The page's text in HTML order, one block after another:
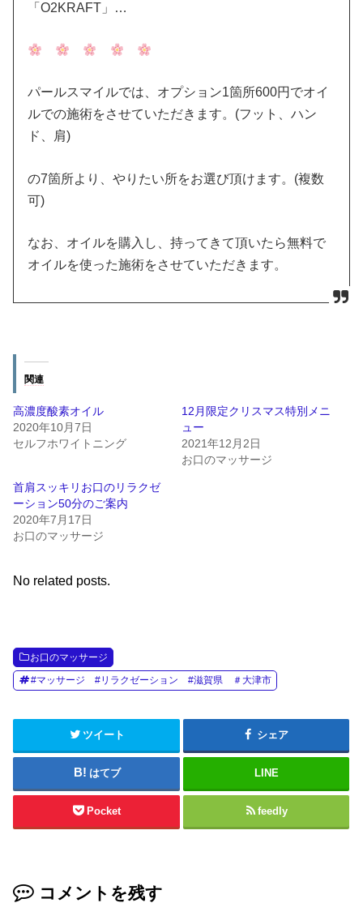
「O2KRAFT」…
パールスマイルでは、オプション1箇所600円でオイ
ルでの施術をさせていただきます。(フット、ハン
ド、肩)
の7箇所より、やりたい所をお選び頂けます。(複数
可)
なお、オイルを購入し、持ってきて頂いたら無料で
オイルを使った施術をさせていただきます。
関連
高濃度酸素オイル
2020年10月7日
セルフホワイトニング
12月限定クリスマス特別メニ
ュー
2021年12月2日
お口のマッサージ
首肩スッキリお口のリラクゼ
ーション50分のご案内
2020年7月17日
お口のマッサージ
No related posts.
お口のマッサージ
#マッサージ #リラクゼーション #滋賀県 ＃大津市
ツイート シェア
はてブ LINE
Pocket feedly
コメントを残す